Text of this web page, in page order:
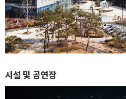
시설 및 공연장